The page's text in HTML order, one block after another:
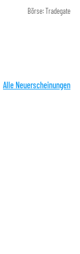
Börse: Tradegate
Alle Neuerscheinungen